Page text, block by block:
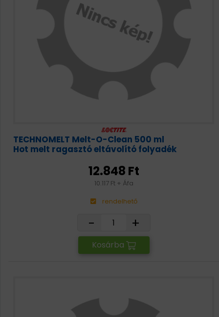
TECHNOMELT Melt-O-Clean 500 ml
Hot melt ragasztó eltávolító folyadék
12.848 Ft
10.117 Ft + Áfa
rendelhető
- +
Kosárba